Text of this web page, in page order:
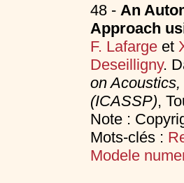
48 - An
Approach
F. Lafargeet
Deseilligny.
on
(ICASSP),
Note :
Mots-clés :
Modele